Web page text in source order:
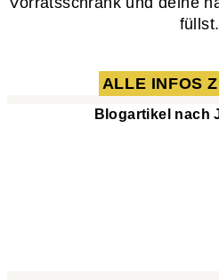
füllst.
ALLE INFOS
Blogartikel nach